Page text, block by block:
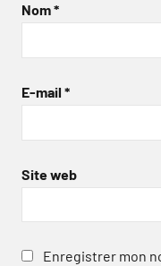
Nom*
E-mail *
Site web
Enregistrer mon